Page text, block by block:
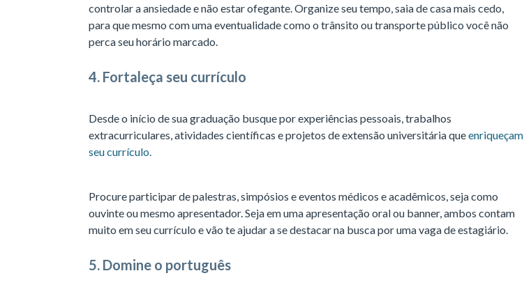
controlar a ansiedade e não estar ofegante. Organize seu tempo, saia de casa mais cedo,
para que mesmo com uma eventualidade como o trânsito ou transporte público você não
perca seu horário marcado.
4. Fortaleça seu currículo
Desde o início de sua graduação busque por experiências pessoais, trabalhos
extracurriculares, atividades científicas e projetos de extensão universitária queenriqueçam
seu currículo.
Procure participar de palestras, simpósios e eventos médicos e acadêmicos, seja como
ouvinte ou mesmo apresentador. Seja em uma apresentação oral ou banner, ambos contam
muito em seu currículo e vão te ajudar a se destacar na busca por uma vaga de estagiário.
5. Domine o português